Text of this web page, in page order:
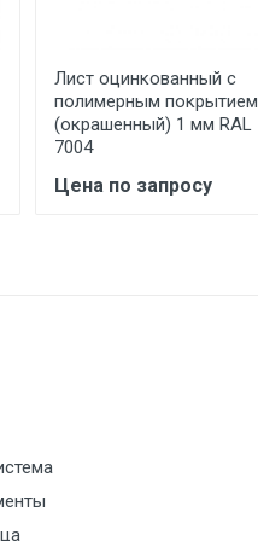
Лист оцинкованный с
полимерным покрытием
(окрашенный) 1 мм RAL
7004
Цена по запросу